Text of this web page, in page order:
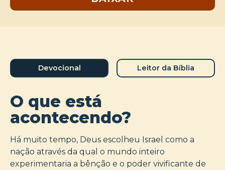
Devocional Leitor da Bíblia
O que está
acontecendo?
Há muito tempo, Deus escolheu Israel como a
nação através da qual o mundo inteiro
experimentaria a bênção e o poder vivificante de